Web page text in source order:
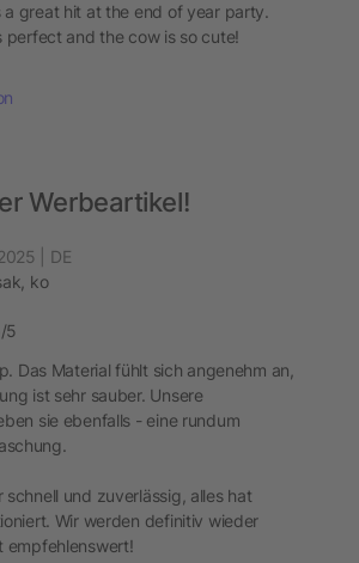
great hit at the end of year party.
perfect and the cow is so cute!
Werbeartikel!
| DE
ko
5
Das Material fühlt sich angenehm an,
ist sehr sauber. Unsere
sie ebenfalls - eine rundum
schnell und zuverlässig, alles hat
Wir werden definitiv wieder
empfehlenswert!